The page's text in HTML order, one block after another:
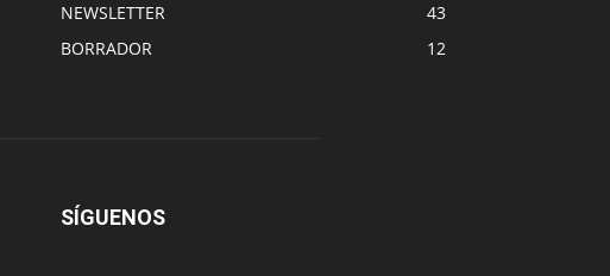
NEWSLETTER
43
BORRADOR
12
SÍGUENOS